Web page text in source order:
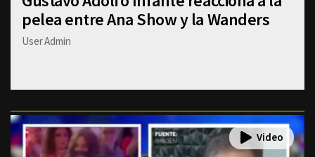
pelea entre Ana Show y la Wanders
User Admin